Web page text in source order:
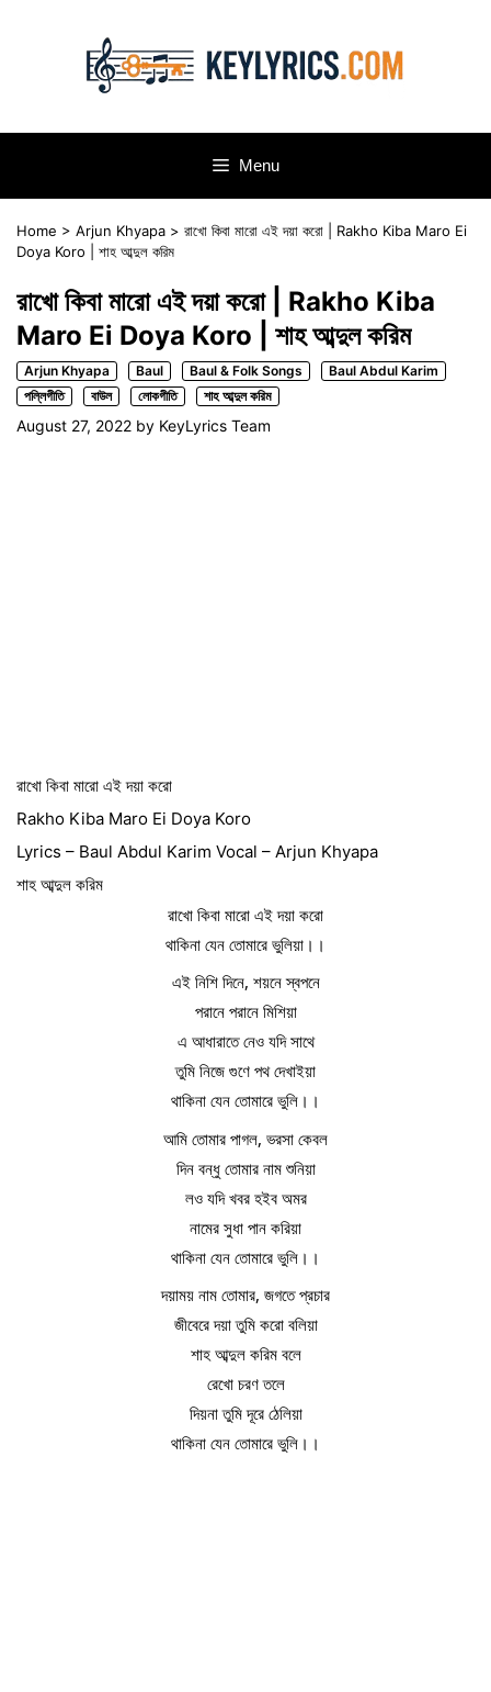
Menu
Home > Arjun Khyapa > রাখো কিবা মারো এই দয়া করো | Rakho Kiba Maro Ei
Doya Koro | শাহ আব্দুল করিম
রাখো কিবা মারো এই দয়া করো | Rakho Kiba
Maro Ei Doya Koro | শাহ আব্দুল করিম
Arjun Khyapa Baul Baul & Folk Songs
Baul Abdul Karim
পল্লিগীতি
বাউল লোকগীতি শাহ আব্দুল করিম
August 27, 2022 by KeyLyrics Team
রাখো কিবা মারো এই দয়া করো
Rakho Kiba Maro Ei Doya Koro
Lyrics – Baul Abdul Karim Vocal – Arjun Khyapa
শাহ আব্দুল করিম
রাখো কিবা মারো এই দয়া করো
থাকিনা যেন তোমারে ভুলিয়া।।
এই নিশি দিনে, শয়নে স্বপনে
পরানে পরানে মিশিয়া
এ আধারাতে নেও যদি সাথে
তুমি নিজে গুণে পথ দেখাইয়া
থাকিনা যেন তোমারে ভুলি।।
আমি তোমার পাগল, ভরসা কেবল
দিন বন্ধু তোমার নাম শুনিয়া
লও যদি খবর হইব অমর
নামের সুধা পান করিয়া
থাকিনা যেন তোমারে ভুলি।।
দয়াময় নাম তোমার, জগতে প্রচার
জীবেরে দয়া তুমি করো বলিয়া
শাহ আব্দুল করিম বলে
রেখো চরণ তলে
দিয়না তুমি দূরে ঠেলিয়া
থাকিনা যেন তোমারে ভুলি।।